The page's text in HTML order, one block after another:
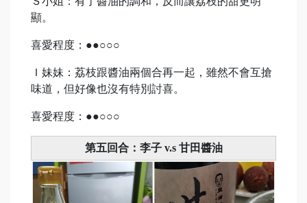
顯。
喜愛程度：●●○○○
Ｉ妹妹：荔枝跟醬油兩個合再一起，雖然不會互搶
味道，但好像也沒有特別討喜。
喜愛程度：●●○○○
第五回合：李子 v.s 甘田醬油